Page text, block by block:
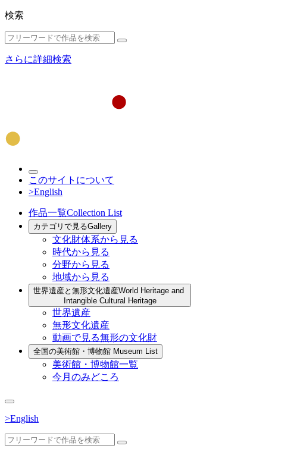
検索
さらに詳細検索
このサイトについて
>English
作品一覧Collection List
カテゴリで見るGallery
文化財体系から見る
時代から見る
分野から見る
地域から見る
世界遺産と無形文化遺産World Heritage and
Intangible Cultural Heritage
世界遺産
無形文化遺産
動画で見る無形の文化財
全国の美術館・博物館 Museum List
美術館・博物館一覧
今月のみどころ
>English